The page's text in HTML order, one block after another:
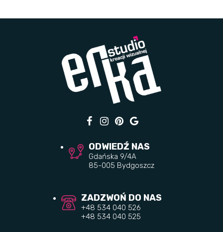
ODWIEDŹ NAS
Gdańska 9/4A
85-005 Bydgoszcz
ZADZWOŃ DO NAS
+48 534 040 526
+48 534 040 525